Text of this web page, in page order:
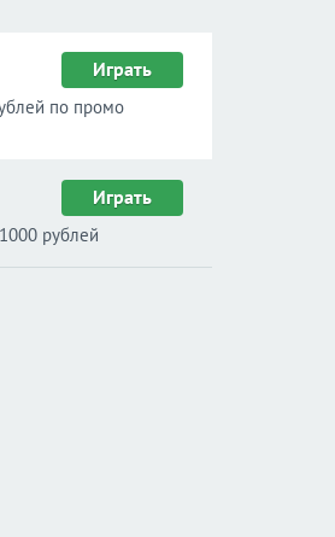
Играть
по промо
Играть
рублей